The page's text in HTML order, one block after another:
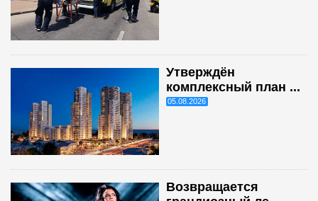
Утверждён
комплексный план ...
05.08.2026
Возвращается